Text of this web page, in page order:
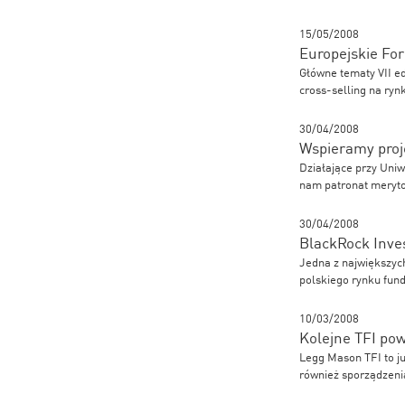
15/05/2008
Europejskie
Główne tematy VII
cross-selling na
30/04/2008
Wspieramy
Działające przy
nam patronat
30/04/2008
BlackRock
Jedna z
polskiego rynku
10/03/2008
Kolejne TFI
Legg Mason TFI to
również